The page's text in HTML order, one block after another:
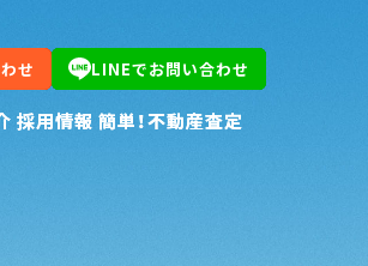
せ LINEでお問い合わせ
採用情報 簡単！不動産査定
せ LINEでお問い合わせ
採用情報 簡単！不動産査定